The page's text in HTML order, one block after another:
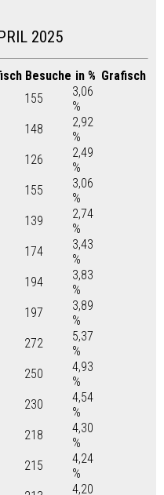
2025
Besuche in % Grafisch
155
3,06
%
148
2,92
%
126
2,49
%
155
3,06
%
139
2,74
%
174
3,43
%
194
3,83
%
197
3,89
%
272
5,37
%
250
4,93
%
230
4,54
%
218
4,30
%
215
4,24
%
4,20